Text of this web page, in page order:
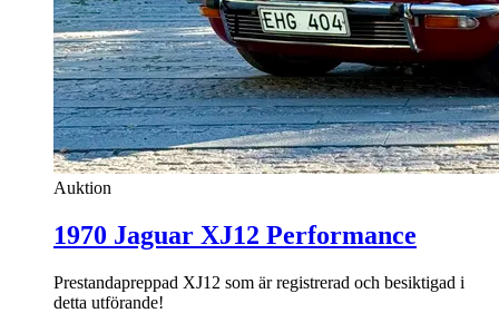
Auktion
1970 Jaguar XJ12 Performance
Prestandapreppad XJ12 som är registrerad och besiktigad i
detta utförande!